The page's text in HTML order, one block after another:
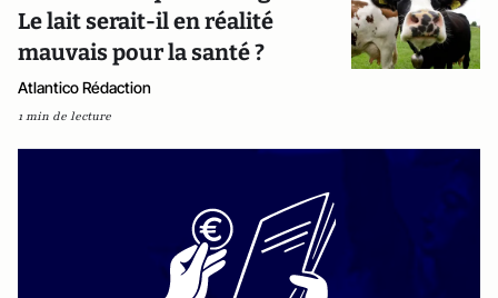
Le lait serait-il en réalité
mauvais pour la santé ?
Atlantico Rédaction
1 min de lecture